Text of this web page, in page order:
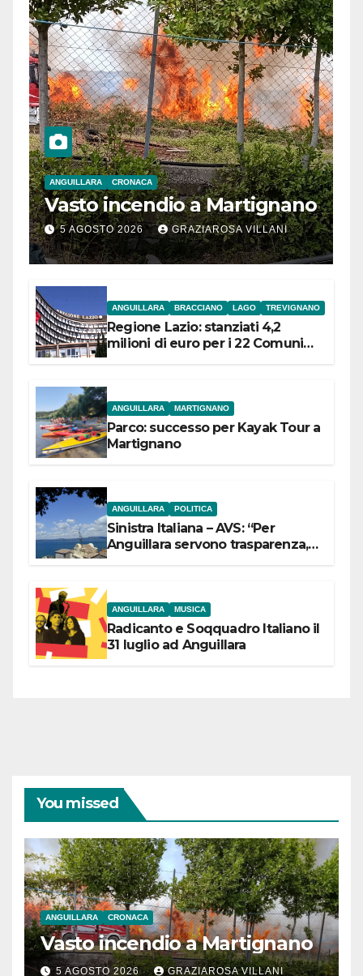
ANGUILLARA CRONACA
Vasto incendio a Martignano
5 AGOSTO 2026 GRAZIAROSA VILLANI
ANGUILLARA BRACCIANO LAGO TREVIGNANO
Regione Lazio: stanziati 4,2
milioni di euro per i 22 Comuni
ANGUILLARA MARTIGNANO
Parco: successo per Kayak Tour a
Martignano
ANGUILLARA POLITICA
Sinistra Italiana – AVS: “Per
Anguillara servono trasparenza,
ANGUILLARA MUSICA
Radicanto e Soqquadro Italiano il
31 luglio ad Anguillara
You missed
ANGUILLARA CRONACA
Vasto incendio a Martignano
5 AGOSTO 2026 GRAZIAROSA VILLANI